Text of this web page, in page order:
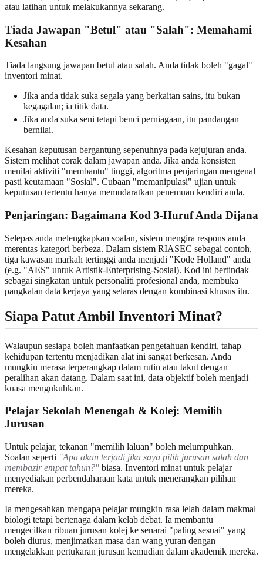
atau latihan untuk melakukannya sekarang.
Tiada Jawapan "Betul" atau "Salah": Memahami
Kesahan
Tiada langsung jawapan betul atau salah. Anda tidak boleh "gagal"
inventori minat.
Jika anda tidak suka segala yang berkaitan sains, itu bukan
kegagalan; ia titik data.
Jika anda suka seni tetapi benci perniagaan, itu pandangan
bernilai.
Kesahan keputusan bergantung sepenuhnya pada kejujuran anda.
Sistem melihat corak dalam jawapan anda. Jika anda konsisten
menilai aktiviti "membantu" tinggi, algoritma penjaringan mengenal
pasti keutamaan "Sosial". Cubaan "memanipulasi" ujian untuk
keputusan tertentu hanya memudaratkan penemuan kendiri anda.
Penjaringan: Bagaimana Kod 3-Huruf Anda Dijana
Selepas anda melengkapkan soalan, sistem mengira respons anda
merentas kategori berbeza. Dalam sistem RIASEC sebagai contoh,
tiga kawasan markah tertinggi anda menjadi "Kode Holland" anda
(e.g. "AES" untuk Artistik-Enterprising-Sosial). Kod ini bertindak
sebagai singkatan untuk personaliti profesional anda, membuka
pangkalan data kerjaya yang selaras dengan kombinasi khusus itu.
Siapa Patut Ambil Inventori Minat?
Walaupun sesiapa boleh manfaatkan pengetahuan kendiri, tahap
kehidupan tertentu menjadikan alat ini sangat berkesan. Anda
mungkin merasa terperangkap dalam rutin atau takut dengan
peralihan akan datang. Dalam saat ini, data objektif boleh menjadi
kuasa mengukuhkan.
Pelajar Sekolah Menengah & Kolej: Memilih
Jurusan
Untuk pelajar, tekanan "memilih laluan" boleh melumpuhkan.
Soalan seperti "Apa akan terjadi jika saya pilih jurusan salah dan
membazir empat tahun?" biasa. Inventori minat untuk pelajar
menyediakan perbendaharaan kata untuk menerangkan pilihan
mereka.
Ia mengesahkan mengapa pelajar mungkin rasa lelah dalam makmal
biologi tetapi bertenaga dalam kelab debat. Ia membantu
mengecilkan ribuan jurusan kolej ke senarai "paling sesuai" yang
boleh diurus, menjimatkan masa dan wang yuran dengan
mengelakkan pertukaran jurusan kemudian dalam akademik mereka.